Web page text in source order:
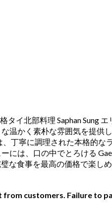
タイ北部料理 Saphan
温かく素朴な雰囲気を提
丁寧に調理された本格的
には、口の中でとろける
な食事を最高の価格で楽
customers. Failure to